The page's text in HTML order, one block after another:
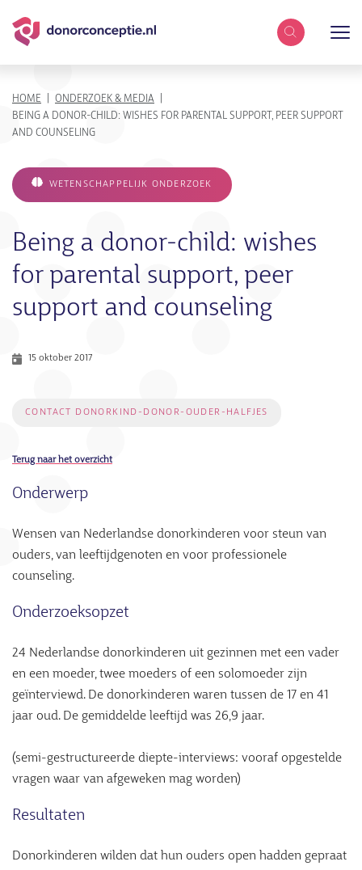
Zoekterm
KRUIMELPAD
HOME
ONDERZOEK & MEDIA
BEING A DONOR-CHILD: WISHES FOR PARENTAL SUPPORT, PEER SUPPORT
AND COUNSELING
WETENSCHAPPELIJK ONDERZOEK
Being a donor-child: wishes
for parental support, peer
support and counseling
15 oktober 2017
CONTACT DONORKIND-DONOR-OUDER-HALFJES
Terug naar het overzicht
Onderwerp
Wensen van Nederlandse donorkinderen voor steun van
ouders, van leeftijdgenoten en voor professionele
counseling.
Onderzoeksopzet
24 Nederlandse donorkinderen uit gezinnen met een vader
en een moeder, twee moeders of een solomoeder zijn
geïnterviewd. De donorkinderen waren tussen de 17 en 41
jaar oud. De gemiddelde leeftijd was 26,9 jaar.
(semi-gestructureerde diepte-interviews: vooraf opgestelde
vragen waar van afgeweken mag worden)
Resultaten
Donorkinderen wilden dat hun ouders open hadden gepraat